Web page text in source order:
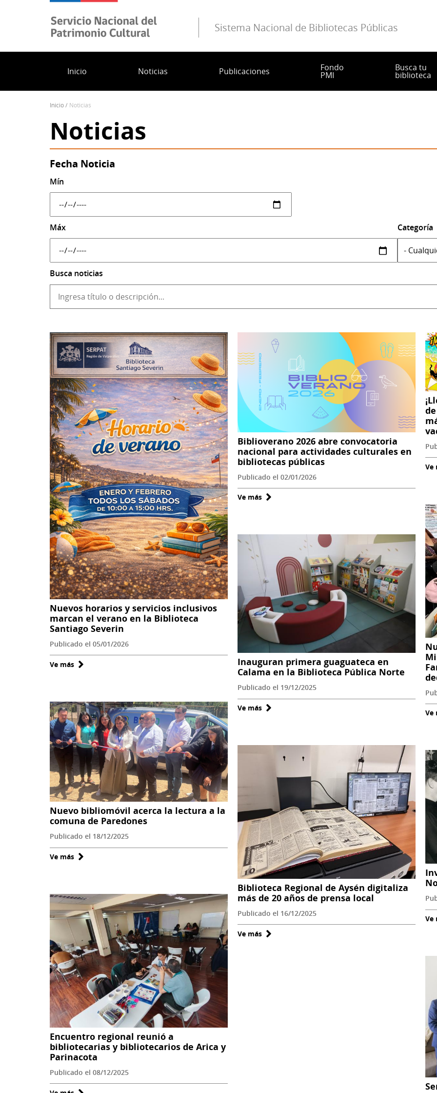
Sistema Nacional de Bibliotecas Públicas
Inicio Noticias Publicaciones Fondo
PMI
Busca tu
biblioteca
enlaces
de
ayuda
a
la
navegación
inicio noticias
Noticias
Fecha Noticia
Mín
Máx Categoría
Busca noticias
Nuevos horarios y servicios inclusivos
marcan el verano en la Biblioteca
Santiago Severin
Publicado el 05/01/2026
Ve más sobre
y
servicios
inclusivos
marcan
el
verano
en
la
Biblioteca
Santiago
Severin
Biblioverano 2026 abre convocatoria
nacional para actividades culturales en
bibliotecas públicas
Publicado el 02/01/2026
Ve más sobre
abre
convocatoria
nacional
para
actividades
culturales
en
bibliotecas
públicas
Ve
Ve
Inauguran primera guaguateca en
Calama en la Biblioteca Pública Norte
Publicado el 19/12/2025
Ve más sobre
guaguateca
Biblioteca
Pública
Norte
Nuevo bibliomóvil acerca la lectura a la
comuna de Paredones
Publicado el 18/12/2025
Ve más sobre
acerca
la
lectura
la
comuna
de
Paredones
Biblioteca Regional de Aysén digitaliza
más de 20 años de prensa local
Publicado el 16/12/2025
Ve más sobre
Ve
Encuentro regional reunió a
bibliotecarias y bibliotecarios de Arica y
Parinacota
Publicado el 08/12/2025